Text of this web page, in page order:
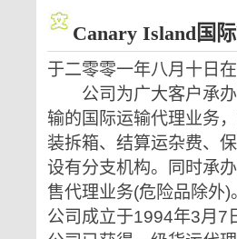
Canary Island国
于二零零一年八月十日
公司为广大客户承办
输的国际运输代理业务
装拆箱、结算运杂费、
设有分支机构。同时承
售代理业务(危险品除外)
公司成立于1994年3月7